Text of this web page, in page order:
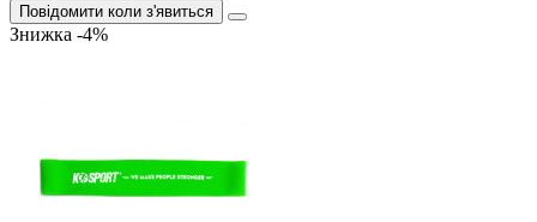
Повідомити коли з'явиться
Знижка -4%